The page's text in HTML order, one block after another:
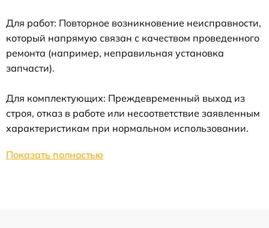
Для работ: Повторное возникновение неисправности,
который напрямую связан с качеством проведенного
ремонта (например, неправильная установка
запчасти).
Для комплектующих: Преждевременный выход из
строя, отказ в работе или несоответствие заявленным
характеристикам при нормальном использовании.
Показать полностью